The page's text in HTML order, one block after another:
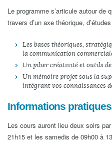
Le programme s’articule autour de
travers d’un axe théorique,
Les bases théoriques,
la communication
Un pilier créativité et outils
Un mémoire projet sous la
intégrant vos connaissances
Informations pratiques
Les cours auront lieu deux soirs
21h15 et les samedis de 09h00 à